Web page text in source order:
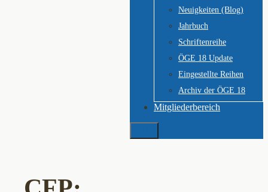
Neuigkeiten (Blog)
Jahrbuch
Schriftenreihe
ÖGE 18 Update
Eingestellte Reihen
Archiv der ÖGE 18
Mitgliederbereich
Suchen